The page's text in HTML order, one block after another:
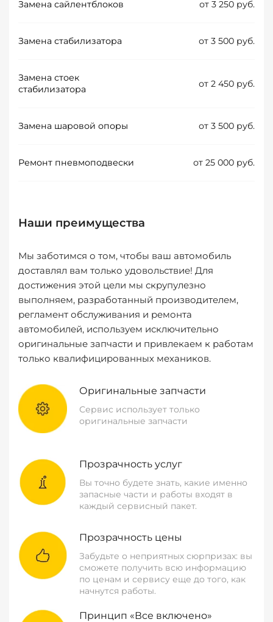
Замена сайлентблоков от 3 250 руб.
Замена стабилизатора от 3 500 руб.
Замена стоек
стабилизатора
от 2 450 руб.
Замена шаровой опоры от 3 500 руб.
Ремонт пневмоподвески от 25 000 руб.
Наши преимущества
Мы заботимся о том, чтобы ваш автомобиль
доставлял вам только удовольствие! Для
достижения этой цели мы скрупулезно
выполняем, разработанный производителем,
регламент обслуживания и ремонта
автомобилей, используем исключительно
оригинальные запчасти и привлекаем к работам
только квалифицированных механиков.
Оригинальные запчасти
Сервис использует только
оригинальные запчасти
Прозрачность услуг
Вы точно будете знать, какие именно
запасные части и работы входят в
каждый сервисный пакет.
Прозрачность цены
Забудьте о неприятных сюрпризах: вы
сможете получить всю информацию
по ценам и сервису еще до того, как
начнутся работы.
Принцип «Все включено»